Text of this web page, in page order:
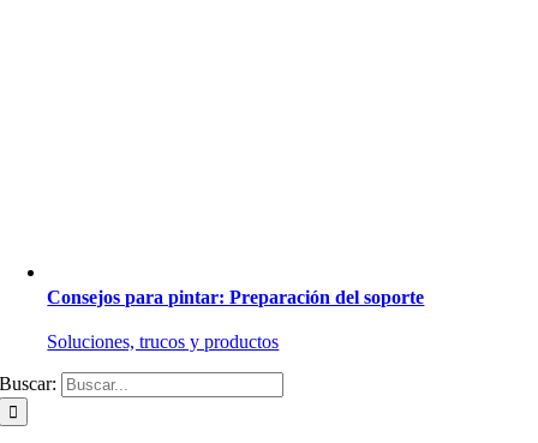
Consejos para pintar: Preparación del soporte
Soluciones, trucos y productos
Buscar: